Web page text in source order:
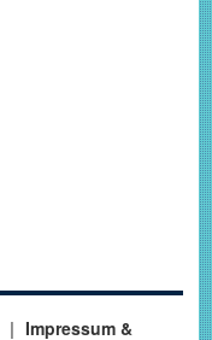
Impressum &